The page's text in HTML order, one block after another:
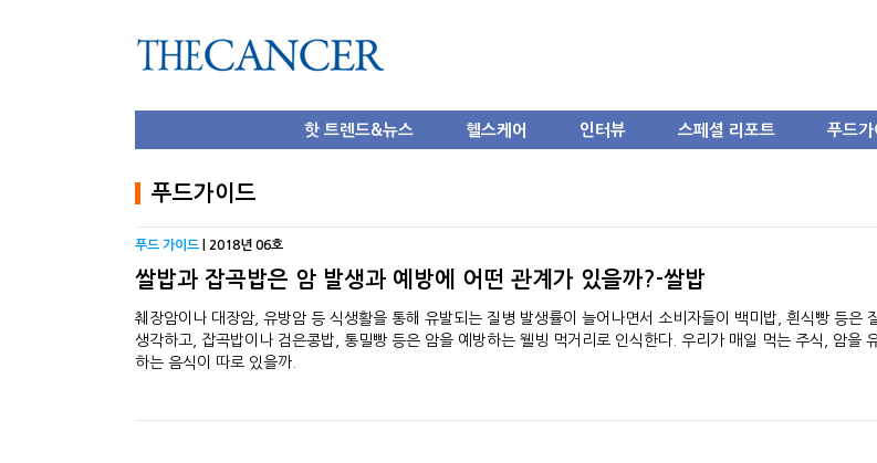
핫 트렌드&뉴스 헬스케어 인터뷰 스페셜 리포트 푸드가
푸드가이드
푸드 가이드 | 2018년 06호
쌀밥과 잡곡밥은 암 발생과 예방에 어떤 관계가 있을까?-쌀밥
췌장암이나 대장암, 유방암 등 식생활을 통해 유발되는 질병 발생률이 늘어나면서 소비자들이 백미밥, 흰식빵 등은
생각하고, 잡곡밥이나 검은콩밥, 통밀빵 등은 암을 예방하는 웰빙 먹거리로 인식한다. 우리가 매일 먹는 주식, 암을
하는 음식이 따로 있을까.